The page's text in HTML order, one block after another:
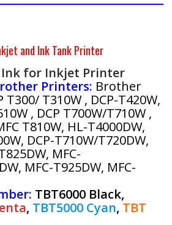
and Ink Tank Printer
for Inkjet Printer
Printers: Brother
T300/ T310W , DCP-T420W,
, DCP T700W/T710W ,
T810W, HL-T4000DW,
DCP-T710W/T720DW,
MFC-
MFC-T925DW, MFC-
TBT6000 Black,
, TBT5000 Cyan, TBT